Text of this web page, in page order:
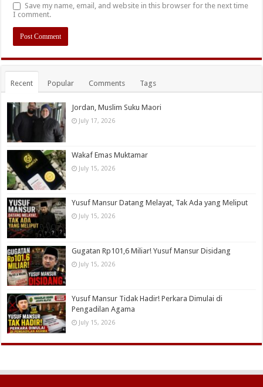
Save my name, email, and website in this browser for the next time
I comment.
Recent Popular Comments Tags
Jordan, Muslim Suku Maori
July 17, 2026
Wakaf Emas Muktamar
July 15, 2026
Yusuf Mansur Datang Melayat, Tak Ada yang Meliput
July 15, 2026
Gugatan Rp101,6 Miliar! Yusuf Mansur Disidang
July 15, 2026
Yusuf Mansur Tidak Hadir! Perkara Dimulai di
Pengadilan Agama
July 15, 2026